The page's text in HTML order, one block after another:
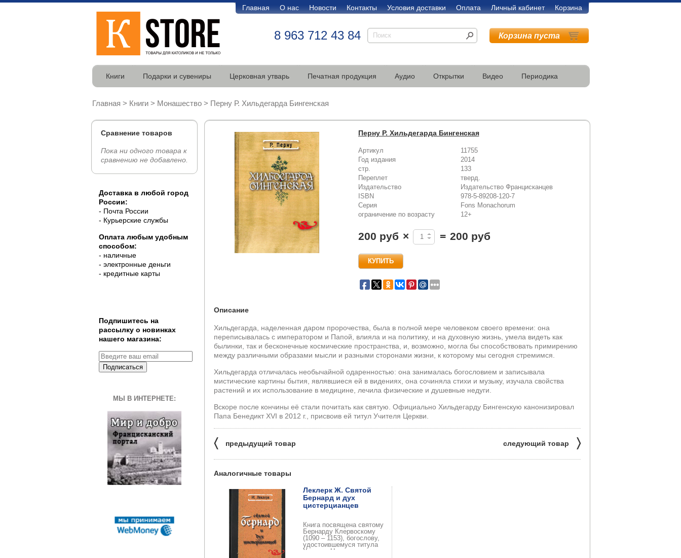
Главная О нас Новости Контакты Условия доставки Оплата Личный кабинет Корзина
8 963 712 43 84 Корзина пуста
Книги Подарки и сувениры Церковная утварь Печатная продукция Аудио Открытки Видео Периодика
Главная > Книги > Монашество > Перну Р. Хильдегарда Бингенская
Перну Р. Хильдегарда Бингенская
Артикул
11755
Год издания
2014
стр.
133
Переплет
тверд.
Издательство
Издательство Францисканцев
ISBN
978-5-89208-120-7
Серия
Fons Monachorum
ограничение по возрасту
12+
200 руб × = 200 руб
Описание
Хильдегарда, наделенная даром пророчества, была в полной мере человеком своего времени: она
переписывалась с императором и Папой, влияла и на политику, и на духовную жизнь, умела видеть как
былинки, так и бесконечные космические пространства, и, возможно, могла бы способствовать примирению
между различными образами мысли и разными сторонами жизни, к которому мы сегодня стремимся.
Хильдегарда отличалась необычайной одаренностью: она занималась богословием и записывала
мистические картины бытия, являвшиеся ей в видениях, она сочиняла стихи и музыку, изучала свойства
растений и их использование в медицине, лечила физические и душевные недуги.
Вскоре после кончины её стали почитать как святую. Официально Хильдегарду Бингенскую канонизировал
Папа Бенедикт XVI в 2012 г., присвоив ей титул Учителя Церкви.
〈 предыдущий товар следующий товар 〉
Аналогичные товары
Леклерк Ж. Святой
Бернард и дух
цистерцианцев
Книга посвящена святому
Бернарду Клервоскому
(1090 – 1153), богослову,
удостоившемуся титула
Учителя Церкви.
Сравнение товаров
Пока ни одного товара к
сравнению не добавлено.
Доставка в любой город
России:
- Почта России
- Курьерские службы
Оплата любым удобным
способом:
- наличные
- электронные деньги
- кредитные карты
Подпишитесь на
рассылку о новинках
нашего магазина:
Подписаться
МЫ В ИНТЕРНЕТЕ: